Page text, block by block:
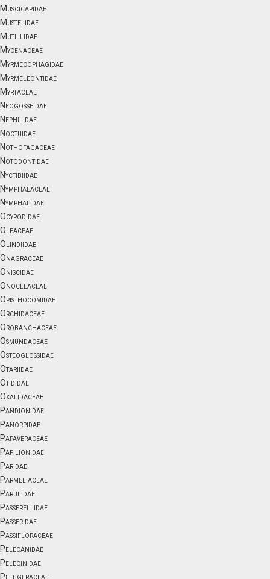
Muscicapidae
Mustelidae
Mutillidae
Mycenaceae
Myrmecophagidae
Myrmeleontidae
Myrtaceae
Neogosseidae
Nephilidae
Noctuidae
Nothofagaceae
Notodontidae
Nyctibiidae
Nymphaeaceae
Nymphalidae
Ocypodidae
Oleaceae
Olindiidae
Onagraceae
Oniscidae
Onocleaceae
Opisthocomidae
Orchidaceae
Orobanchaceae
Osmundaceae
Osteoglossidae
Otariidae
Otididae
Oxalidaceae
Pandionidae
Panorpidae
Papaveraceae
Papilionidae
Paridae
Parmeliaceae
Parulidae
Passerellidae
Passeridae
Passifloraceae
Pelecanidae
Pelecinidae
Peltigeraceae